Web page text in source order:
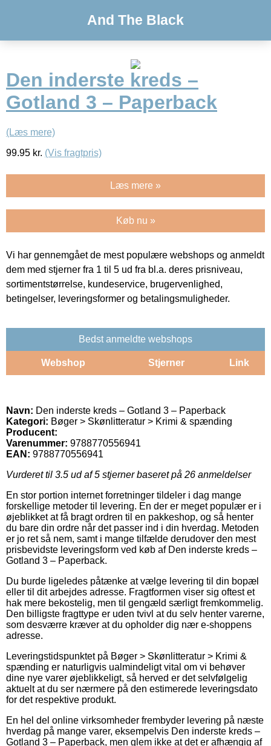
And The Black
Den inderste kreds –
Gotland 3 – Paperback
(Læs mere)
99.95 kr. (Vis fragtpris)
Læs mere »
Køb nu »
Vi har gennemgået de mest populære webshops og anmeldt
dem med stjerner fra 1 til 5 ud fra bl.a. deres prisniveau,
sortimentstørrelse, kundeservice, brugervenlighed,
betingelser, leveringsformer og betalingsmuligheder.
Bedst anmeldte webshops
Webshop Stjerner Link
Navn: Den inderste kreds – Gotland 3 – Paperback
Kategori: Bøger > Skønlitteratur > Krimi & spænding
Producent:
Varenummer: 9788770556941
EAN: 9788770556941
Vurderet til 3.5 ud af 5 stjerner baseret på 26 anmeldelser
En stor portion internet forretninger tildeler i dag mange
forskellige metoder til levering. En der er meget populær er i
øjeblikket at få bragt ordren til en pakkeshop, og så henter
du bare din ordre når det passer ind i din hverdag. Metoden
er jo ret så nem, samt i mange tilfælde derudover den mest
prisbevidste leveringsform ved køb af Den inderste kreds –
Gotland 3 – Paperback.
Du burde ligeledes påtænke at vælge levering til din bopæl
eller til dit arbejdes adresse. Fragtformen viser sig oftest et
hak mere bekostelig, men til gengæld særligt fremkommelig.
Den billigste fragttype er uden tvivl at du selv henter varerne,
som desværre kræver at du opholder dig nær e-shoppens
adresse.
Leveringstidspunktet på Bøger > Skønlitteratur > Krimi &
spænding er naturligvis ualmindeligt vital om vi behøver
dine nye varer øjeblikkeligt, så herved er det selvfølgelig
aktuelt at du ser nærmere på den estimerede leveringsdato
for det respektive produkt.
En hel del online virksomheder frembyder levering på næste
hverdag på mange varer, eksempelvis Den inderste kreds –
Gotland 3 – Paperback, men glem ikke at det er afhængig af